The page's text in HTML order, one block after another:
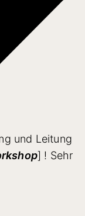
und Leitung
] ! Sehr